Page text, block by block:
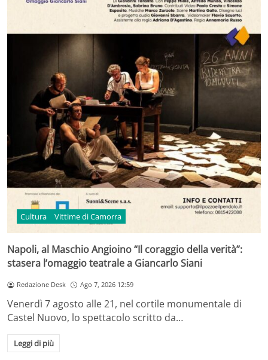
Cultura Vittime di Camorra
Napoli, al Maschio Angioino “Il coraggio della verità”:
stasera l’omaggio teatrale a Giancarlo Siani
Redazione Desk Ago 7, 2026 12:59
Venerdì 7 agosto alle 21, nel cortile monumentale di
Castel Nuovo, lo spettacolo scritto da…
Leggi di più